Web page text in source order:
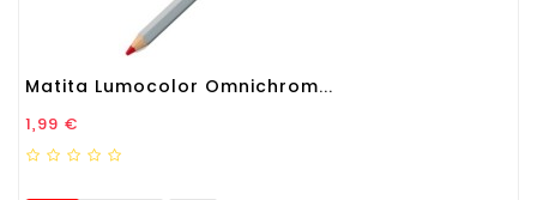
Matita Lumocolor Omnichrom...
Prezzo
1,99 €